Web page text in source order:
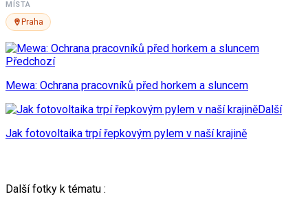
MÍSTA
Praha
Předchozí
Mewa: Ochrana pracovníků před horkem a sluncem
Další
Jak fotovoltaika trpí řepkovým pylem v naší krajině
Další fotky k tématu :